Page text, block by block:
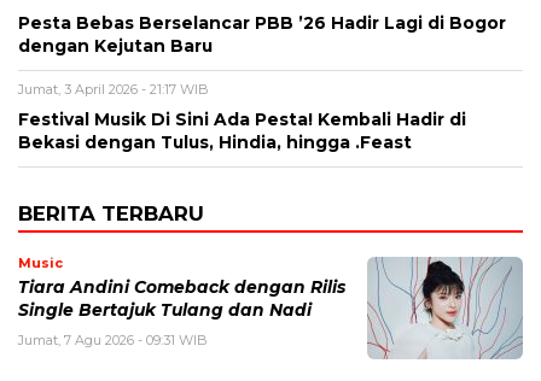
Pesta Bebas Berselancar PBB ’26 Hadir Lagi di Bogor
dengan Kejutan Baru
Jumat, 3 April 2026 - 21:17 WIB
Festival Musik Di Sini Ada Pesta! Kembali Hadir di
Bekasi dengan Tulus, Hindia, hingga .Feast
BERITA TERBARU
Music
Tiara Andini Comeback dengan Rilis
Single Bertajuk Tulang dan Nadi
Jumat, 7 Agu 2026 - 09:31 WIB